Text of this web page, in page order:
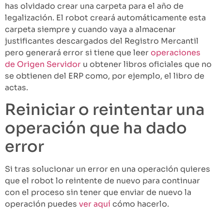
has olvidado crear una carpeta para el año de
legalización. El robot creará automáticamente esta
carpeta siempre y cuando vaya a almacenar
justificantes descargados del Registro Mercantil
pero generará error si tiene que leeroperaciones
de Origen Servidor u obtener libros oficiales que no
se obtienen del ERP como, por ejemplo, el libro de
actas.
Reiniciar o reintentar una
operación que ha dado
error
Si tras solucionar un error en una operación quieres
que el robot lo reintente de nuevo para continuar
con el proceso sin tener que enviar de nuevo la
operación puedes ver aquícómo hacerlo.